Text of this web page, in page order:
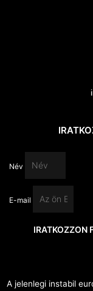
Név
E-mail
IRATKOZZON
A jelenlegi instabil